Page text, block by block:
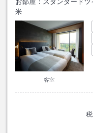
米
客室